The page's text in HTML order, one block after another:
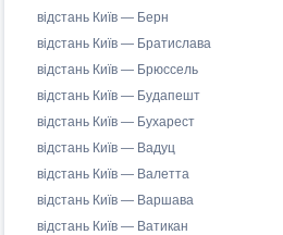
відстань Київ — Берн
відстань Київ — Братислава
відстань Київ — Брюссель
відстань Київ — Будапешт
відстань Київ — Бухарест
відстань Київ — Вадуц
відстань Київ — Валетта
відстань Київ — Варшава
відстань Київ — Ватикан